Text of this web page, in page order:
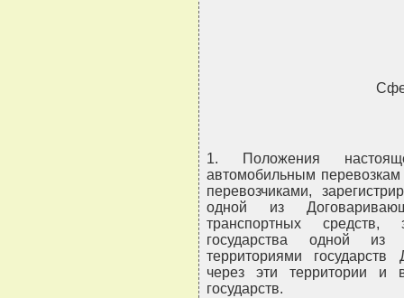
1. Положения
автомобильным
перевозчиками,
одной из
транспортных средств,
государства одной из
территориями
через эти территории и
государств.